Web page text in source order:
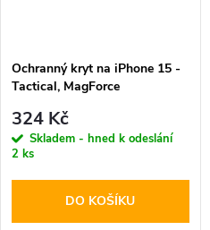
Ochranný kryt na iPhone 15 -
Tactical, MagForce
324 Kč
Skladem - hned k odeslání
2 ks
DO KOŠÍKU